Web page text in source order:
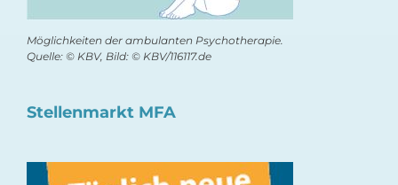
Möglichkeiten der ambulanten Psychotherapie.
Quelle: © KBV, Bild: © KBV/116117.de
Stellenmarkt MFA